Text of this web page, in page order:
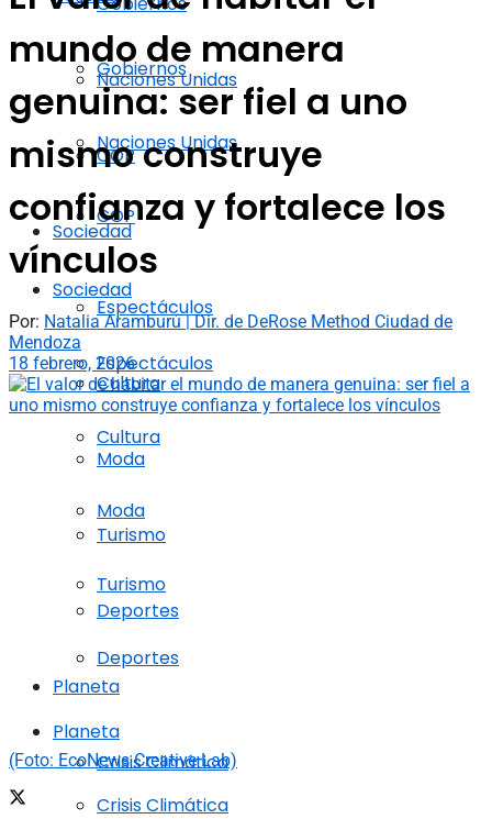
Naciones Unidas
COP
Sociedad
Espectáculos
Cultura
Moda
Turismo
Deportes
Planeta
Crisis Climática
Gobiernos
Naciones Unidas
COP
Sociedad
Espectáculos
Cultura
Moda
Turismo
Deportes
Planeta
Crisis Climática
mundo de manera
genuina: ser fiel a uno
mismo construye
confianza y fortalece los
vínculos
Por: Natalia Aramburú | Dir. de DeRose Method Ciudad de
Mendoza
18 febrero, 2026
(Foto: EcoNews Creative Lab)